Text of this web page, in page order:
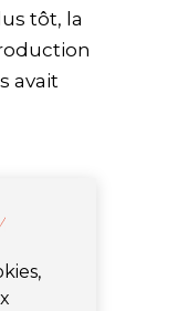
tôt, la
avait